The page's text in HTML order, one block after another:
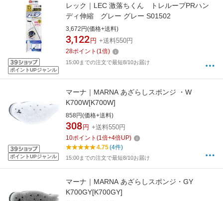
ポイントUPジャンル
レック｜LEC 激落ちくん トレループPRハン
ディ伸縮 グレー グレー S01502
3,672円(価格+送料)
3,122 円 +送料550円
28ポイント (1倍)
15:00までの注文で最短8/10お届け
ポイントUPジャンル
マーナ｜MARNA あざらしスポンジ ・W
K700W[K700W]
858円(価格+送料)
308 円 +送料550円
10ポイント (1倍+4倍UP)
4.75(4件)
15:00までの注文で最短8/10お届け
マーナ｜MARNA あざらしスポンジ・GY
K700GY[K700GY]